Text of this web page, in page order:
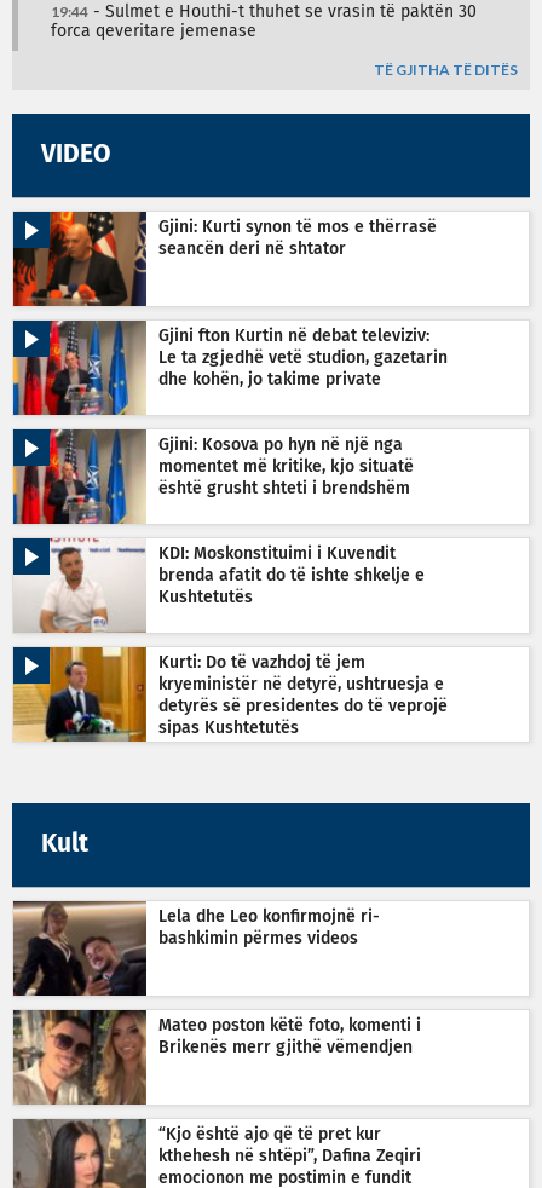
19:44 - Sulmet e Houthi-t thuhet se vrasin të paktën 30
forca qeveritare jemenase
TË GJITHA TË DITËS
VIDEO
Gjini: Kurti synon të mos e thërrasë
seancën deri në shtator
Gjini fton Kurtin në debat televiziv:
Le ta zgjedhë vetë studion, gazetarin
dhe kohën, jo takime private
Gjini: Kosova po hyn në një nga
momentet më kritike, kjo situatë
është grusht shteti i brendshëm
KDI: Moskonstituimi i Kuvendit
brenda afatit do të ishte shkelje e
Kushtetutës
Kurti: Do të vazhdoj të jem
kryeministër në detyrë, ushtruesja e
detyrës së presidentes do të veprojë
sipas Kushtetutës
Kult
Lela dhe Leo konfirmojnë ri-
bashkimin përmes videos
Mateo poston këtë foto, komenti i
Brikenës merr gjithë vëmendjen
“Kjo është ajo që të pret kur
kthehesh në shtëpi”, Dafina Zeqiri
emocionon me postimin e fundit